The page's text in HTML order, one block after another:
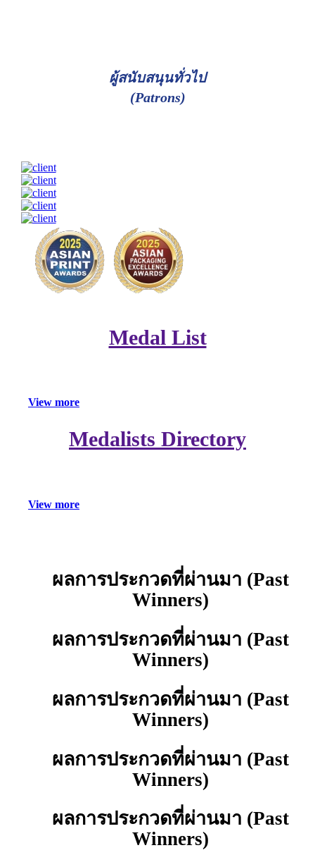
ผู้สนับสนุนทั่วไป
(Patrons)
Medal List
View more
Medalists Directory
View more
ผลการประกวดที่ผ่านมา (Past
Winners)
ผลการประกวดที่ผ่านมา (Past
Winners)
ผลการประกวดที่ผ่านมา (Past
Winners)
ผลการประกวดที่ผ่านมา (Past
Winners)
ผลการประกวดที่ผ่านมา (Past
Winners)